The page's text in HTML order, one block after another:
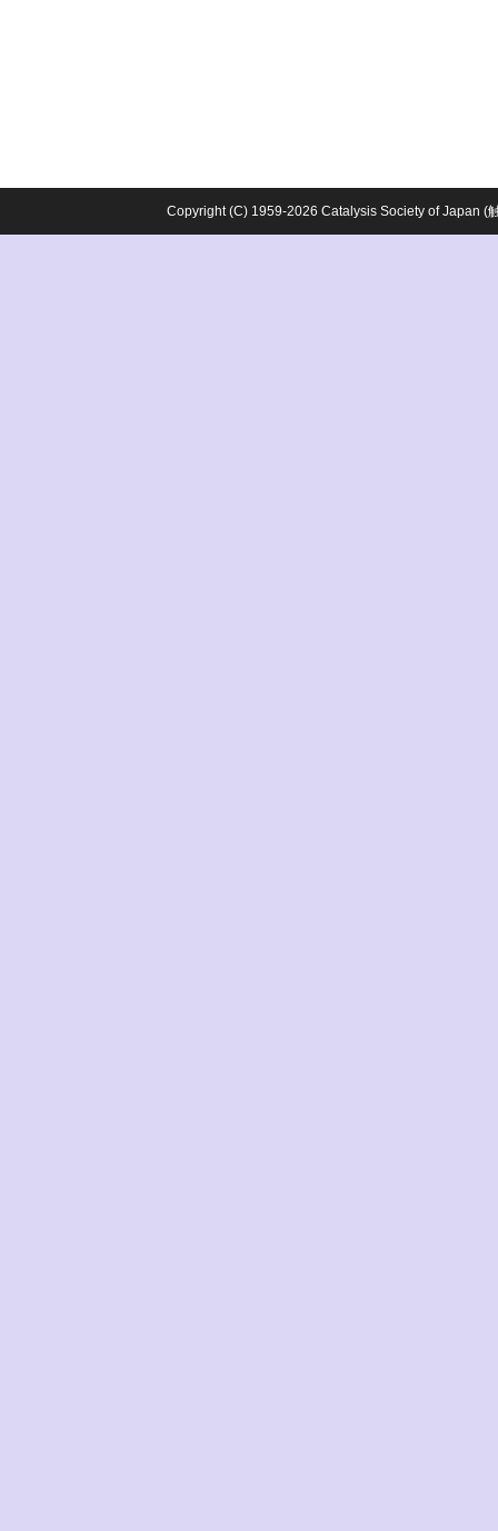
Copyright (C) 1959-2026 Catalysis Society of Japan (